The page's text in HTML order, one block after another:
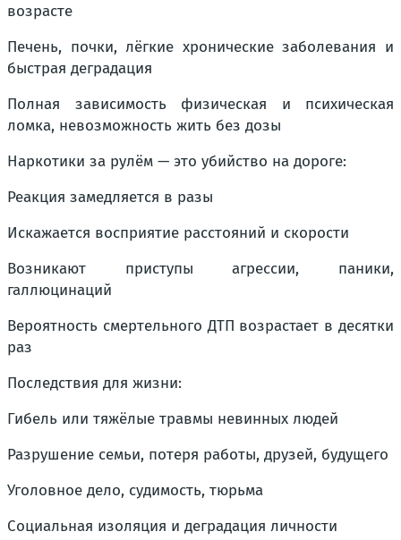
возрасте
Печень, почки, лёгкие хронические заболевания и
быстрая деградация
Полная зависимость физическая и психическая
ломка, невозможность жить без дозы
Наркотики за рулём — это убийство на дороге:
Реакция замедляется в разы
Искажается восприятие расстояний и скорости
Возникают приступы агрессии, паники,
галлюцинаций
Вероятность смертельного ДТП возрастает в десятки
раз
Последствия для жизни:
Гибель или тяжёлые травмы невинных людей
Разрушение семьи, потеря работы, друзей, будущего
Уголовное дело, судимость, тюрьма
Социальная изоляция и деградация личности